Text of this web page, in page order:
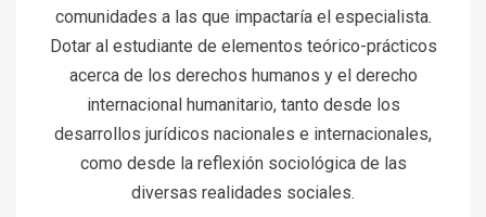
comunidades a las que impactaría el especialista.
Dotar al estudiante de elementos teórico-prácticos
acerca de los derechos humanos y el derecho
internacional humanitario, tanto desde los
desarrollos jurídicos nacionales e internacionales,
como desde la reflexión sociológica de las
diversas realidades sociales.